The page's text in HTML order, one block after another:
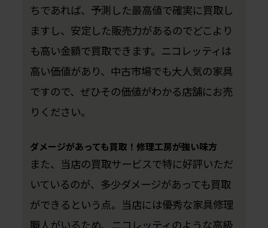
ちであれば、予測した最高値で確実に買取し
ますし、安定した販売力があるのでどこより
も高い金額で買取できます。ニコレッティは
高い価値があり、中古市場でも大人気の家具
ですので、ぜひその価値がわかる店舗にお売
りください。
ダメージがあっても買取！修理工房が強い味方
また、当店の買取サービスで特に好評いただ
いているのが、多少ダメージがあっても買取
ができるという点。当店には優秀な家具修理
職人がいるため、ニコレッティのような高級